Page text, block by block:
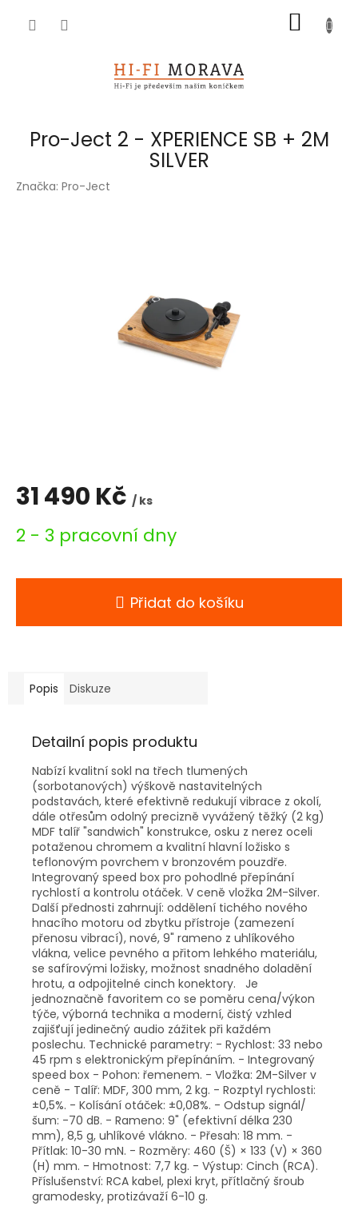
KOŠÍK
Pro-Ject 2 - XPERIENCE SB + 2M
SILVER
Značka: Pro-Ject
31 490 Kč / ks
cena:
2 - 3 pracovní dny
Přidat do košíku
Popis Diskuze
Detailní popis produktu
Nabízí kvalitní sokl na třech tlumených
(sorbotanových) výškově nastavitelných
podstavách, které efektivně redukují vibrace z okolí,
dále otřesům odolný precizně vyvážený těžký (2 kg)
MDF talíř "sandwich" konstrukce, osku z nerez oceli
potaženou chromem a kvalitní hlavní ložisko s
teflonovým povrchem v bronzovém pouzdře.
Integrovaný speed box pro pohodlné přepínání
rychlostí a kontrolu otáček. V ceně vložka 2M-Silver.
Další přednosti zahrnují: oddělení tichého nového
hnacího motoru od zbytku přístroje (zamezení
přenosu vibrací), nové, 9" rameno z uhlíkového
vlákna, velice pevného a přitom lehkého materiálu,
se safírovými ložisky, možnost snadného doladění
hrotu, a odpojitelné cinch konektory. Je
jednoznačně favoritem co se poměru cena/výkon
týče, výborná technika a moderní, čistý vzhled
zajišťují jedinečný audio zážitek při každém
poslechu. Technické parametry: - Rychlost: 33 nebo
45 rpm s elektronickým přepínáním. - Integrovaný
speed box - Pohon: řemenem. - Vložka: 2M-Silver v
ceně - Talíř: MDF, 300 mm, 2 kg. - Rozptyl rychlosti:
±0,5%. - Kolísání otáček: ±0,08%. - Odstup signál/
šum: -70 dB. - Rameno: 9" (efektivní délka 230
mm), 8,5 g, uhlíkové vlákno. - Přesah: 18 mm. -
Přítlak: 10-30 mN. - Rozměry: 460 (Š) × 133 (V) × 360
(H) mm. - Hmotnost: 7,7 kg. - Výstup: Cinch (RCA).
Příslušenství: RCA kabel, plexi kryt, přítlačný šroub
gramodesky, protizávaží 6-10 g.